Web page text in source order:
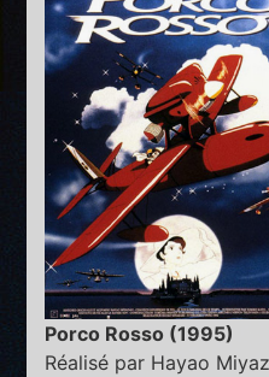
Porco Rosso (1995)
Réalisé par Hayao